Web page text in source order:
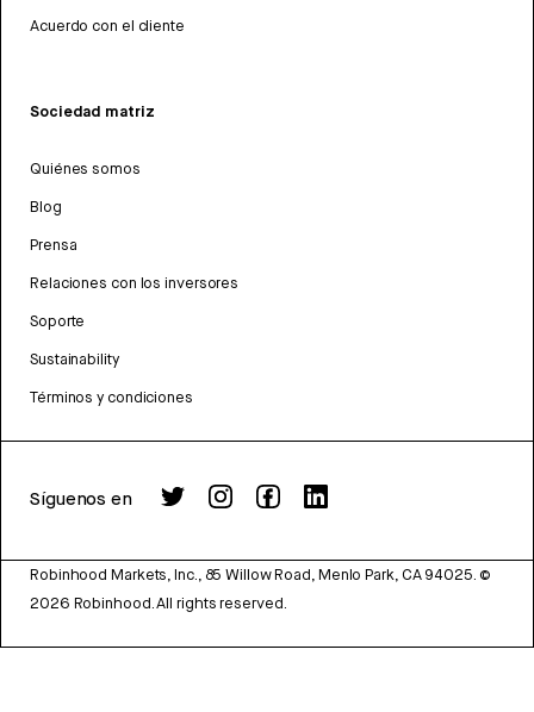
Acuerdo con el cliente
Sociedad matriz
Quiénes somos
Blog
Prensa
Relaciones con los inversores
Soporte
Sustainability
Términos y condiciones
Síguenos en
Robinhood Markets, Inc., 85 Willow Road, Menlo Park, CA 94025. ©
2026 Robinhood. All rights reserved.